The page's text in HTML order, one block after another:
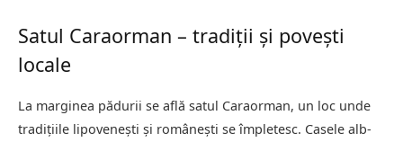
Satul Caraorman – tradiții și povești
locale
La marginea pădurii se află satul Caraorman, un loc unde
tradițiile lipovenești și românești se împletesc. Casele alb-